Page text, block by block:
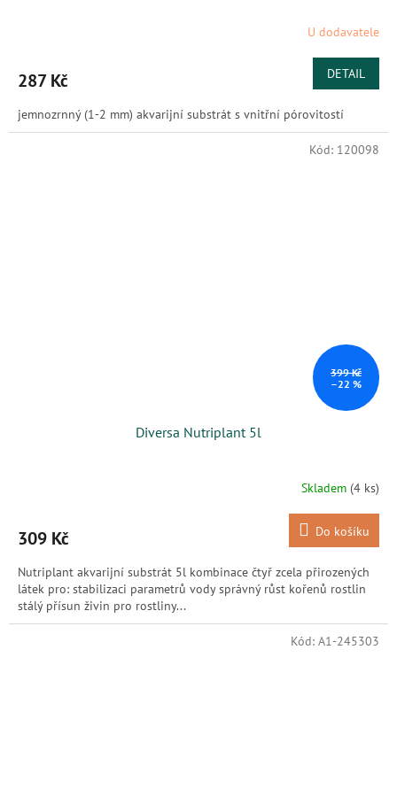
U dodavatele
287 Kč DETAIL
jemnozrnný (1-2 mm) akvarijní substrát s vnitřní pórovitostí
399 Kč
–22 %
Diversa Nutriplant 5l
Skladem (4 ks)
309 Kč Do košíku
Nutriplant akvarijní substrát 5l kombinace čtyř zcela přirozených
látek pro: stabilizaci parametrů vody správný růst kořenů rostlin
stálý přísun živin pro rostliny...
Kód: 120098
Kód: A1-245303